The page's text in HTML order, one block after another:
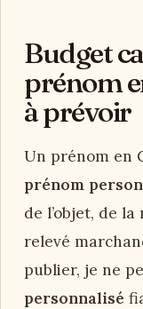
Budget
prénom
à prévoir
Un prénom en
prénom
de l’objet, de
relevé
publier, je ne
personnalisé